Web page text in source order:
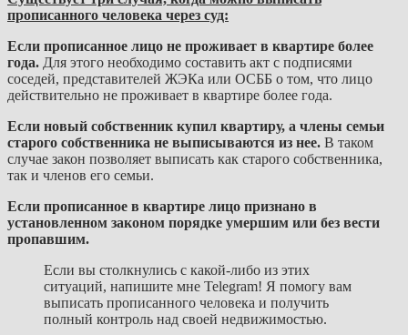
прописанного человека через суд:
Если прописанное лицо не проживает в квартире более
года. Для этого необходимо составить акт с подписями
соседей, представителей ЖЭКа или ОСББ о том, что лицо
действительно не проживает в квартире более года.
Если новый собственник купил квартиру, а члены семьи
старого собственника не выписываются из нее. В таком
случае закон позволяет выписать как старого собственника,
так и членов его семьи.
Если прописанное в квартире лицо признано в
установленном законом порядке умершим или без вести
пропавшим.
Если вы столкнулись с какой-либо из этих
ситуаций, напишите мне Telegram! Я помогу вам
выписать прописанного человека и получить
полный контроль над своей недвижимостью.